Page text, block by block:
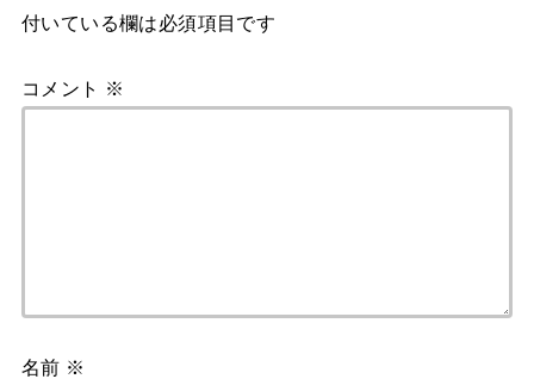
付いている欄は必須項目です
コメント ※
名前 ※